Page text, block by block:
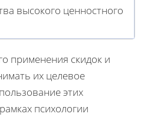
высокого ценностного
применения скидок и
их целевое
этих
психологии